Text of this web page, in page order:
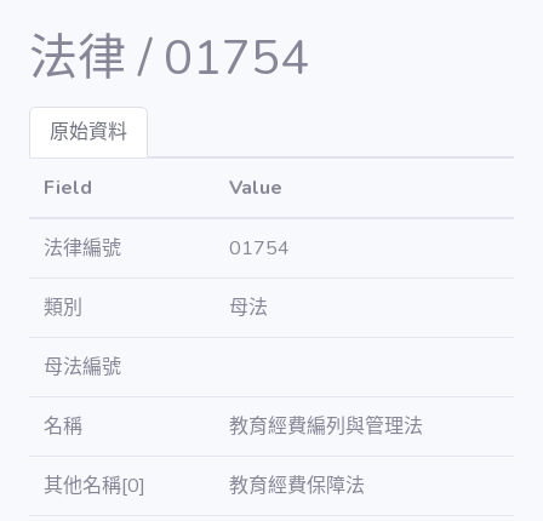
Dashboard
DATA
會議 / meet
委員會 /
法律 / 01754
原始資料
Field Value
法律編號 01754
類別 母法
母法編號
名稱 教育經費編列與管理法
其他名稱[0] 教育經費保障法